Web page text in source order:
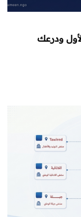
ودرعك